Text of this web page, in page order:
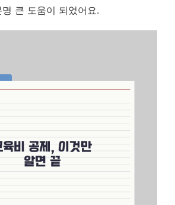
큰 도움이 되었어요.